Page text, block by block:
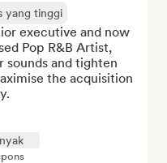
yang tinggi
executive and now
Pop R&B Artist,
and tighten
the acquisition